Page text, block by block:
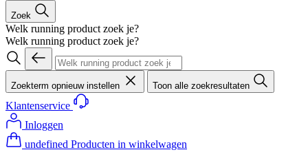
Zoek
Welk running product zoek je?
Welk running product zoek je?
Zoekterm opnieuw instellen Toon alle zoekresultaten
Klantenservice
Inloggen
undefined Producten in winkelwagen